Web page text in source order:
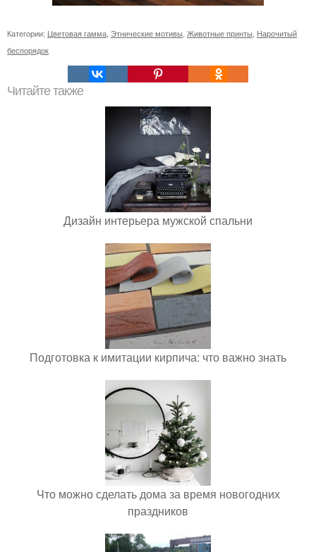
Категории: Цветовая гамма Этнические мотивы Животные принты Нарочитый
беспорядок
Читайте также
Дизайн интерьера мужской спальни
Подготовка к имитации кирпича: что важно знать
Что можно сделать дома за время новогодних
праздников